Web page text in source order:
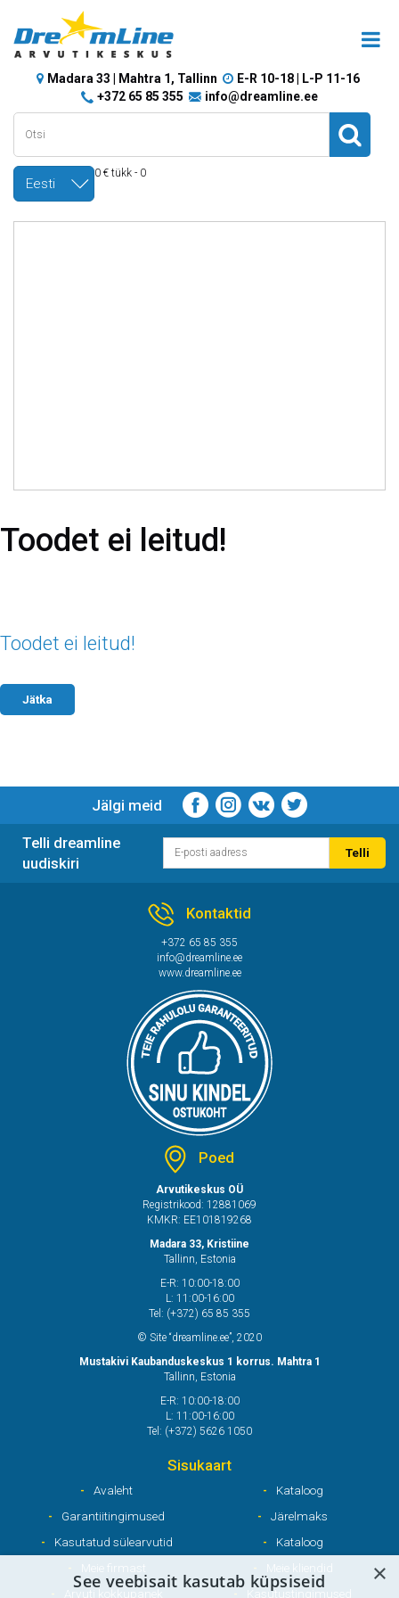
Madara 33 | Mahtra 1, Tallinn
E-R 10-18 | L-P 11-16
+372 65 85 355
info@dreamline.ee
Eesti
0 € tükk - 0
Toodet ei leitud!
Toodet ei leitud!
Jätka
Jälgi meid
Telli dreamline
uudiskiri
Telli
Kontaktid
+372 65 85 355
info@dreamline.ee
www.dreamline.ee
Poed
Arvutikeskus OÜ
Registrikood: 12881069
KMKR: EE101819268
Madara 33, Kristiine
Tallinn, Estonia
E-R: 10:00-18:00
L: 11:00-16:00
Tel: (+372) 65 85 355
© Site “dreamline.ee”, 2020
Mustakivi Kaubanduskeskus 1 korrus. Mahtra 1
Tallinn, Estonia
E-R: 10:00-18:00
L: 11:00-16:00
Tel: (+372) 5626 1050
Sisukaart
Avaleht
Kataloog
Garantiitingimused
Järelmaks
Kasutatud sülearvutid
Kataloog
Meie firmast
Meie kliendid
Arvuti kokkupanek
Kasutustingimused
×
See veebisait kasutab küpsiseid